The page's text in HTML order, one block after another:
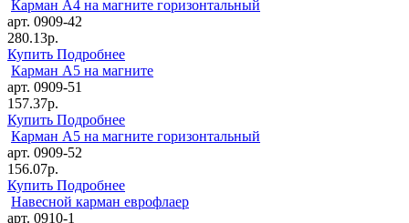
Карман А4 на магните горизонтальный
арт. 0909-42
280.13р.
Купить Подробнее
Карман А5 на магните
арт. 0909-51
157.37р.
Купить Подробнее
Карман А5 на магните горизонтальный
арт. 0909-52
156.07р.
Купить Подробнее
Навесной карман еврофлаер
арт. 0910-1